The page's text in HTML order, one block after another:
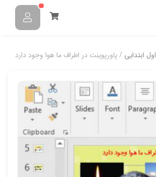
اول ابتدایی / پاورپوینت در اطراف ما هوا وجود دارد